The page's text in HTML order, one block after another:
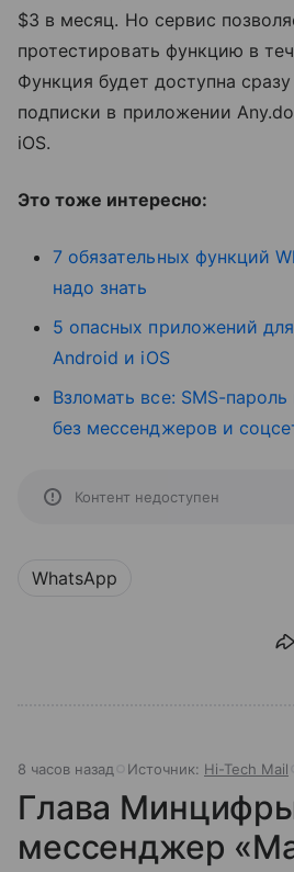
$3 в месяц. Но сервис
протестировать функцию в
Функция будет доступна
подписки в приложении
iOS.
Это тоже интересно:
7 обязательных функций
надо знать
5 опасных приложений
Android и iOS
Взломать все: SMS-
без мессенджеров и
Контент недоступен
WhatsApp
8 часов назад Источник: Hi-Tech Mail
Глава
мессенджер